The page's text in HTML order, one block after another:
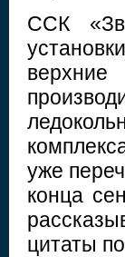
ССК
уже
конца
цитаты